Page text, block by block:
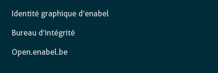
Identité graphique d’enabel
Bureau d’intégrité
Open.enabel.be